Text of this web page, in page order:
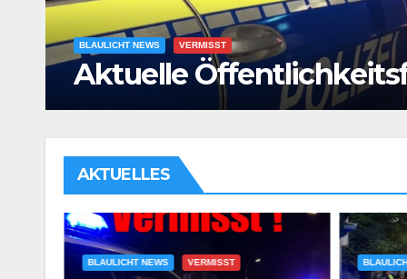
UNFÄLLE
Tödlicher
eines
AKTUELLES
BLAULICHT NEWS UNFÄLLE